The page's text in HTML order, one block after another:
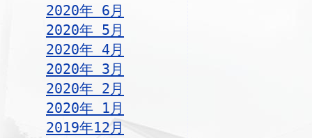
2020年 6月
2020年 5月
2020年 4月
2020年 3月
2020年 2月
2020年 1月
2019年12月